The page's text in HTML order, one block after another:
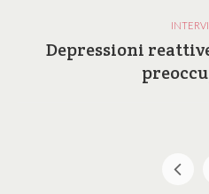
Depressioni